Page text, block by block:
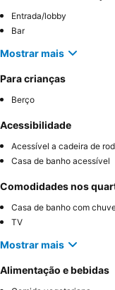
Entrada/lobby
Bar
Mostrar mais
Para crianças
Berço
Acessibilidade
Acessível a cadeira de
Casa de banho acessível
Comodidades nos
Casa de banho com
TV
Mostrar mais
Alimentação e bebidas